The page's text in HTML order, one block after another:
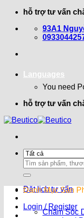
hỗ trợ tư vấn
93A1
Languages
You need
hỗ trợ tư vấn
Search
for:
Đặt lịch tư vấn
Login / Register
Danh Mục Sản
Chăm Sóc